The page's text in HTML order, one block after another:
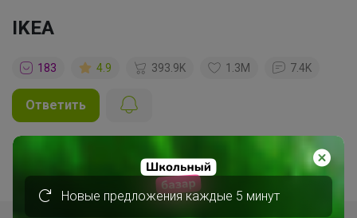
IKEA
183 4.9 393.9K 1.3M 7.4K
Ответить
Показаны записи 1-10
Новые предложения каждые 5 минут